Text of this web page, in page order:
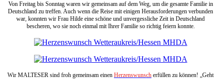
Von Freitag bis Sonntag waren wir gemeinsam auf dem Weg, um die gesamte Familie in
Deutschland zu treffen. Auch wenn die Reise mit einigen Herausforderungen verbunden
war, konnten wir Frau Hilde eine schöne und unvergessliche Zeit in Deutschland
bescheren, wo sie noch einmal mit Ihrer Familie so richtig feiern konnte.
Wir MALTESER sind froh gemeinsam einen Herzenswunsch erfüllen zu können! „Geht